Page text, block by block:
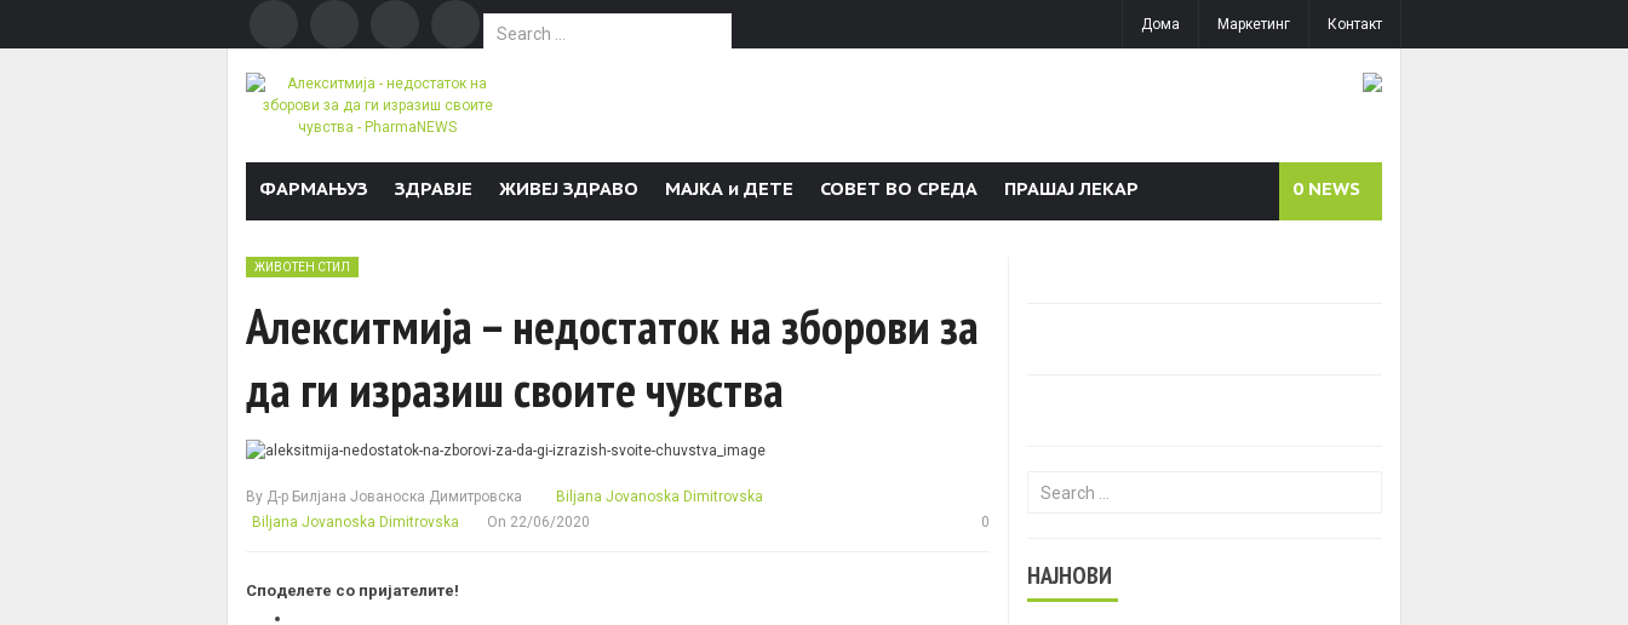
Search for:
Дома Маркетинг Контакт
ФАРМАЊУЗ ЗДРАВЈЕ ЖИВЕЈ ЗДРАВО МАЈКА и ДЕТЕ СОВЕТ ВО СРЕДА ПРАШАЈ ЛЕКАР 0 NEWS
ЖИВОТЕН СТИЛ
Алекситмија – недостаток на зборови за
да ги изразиш своите чувства
By Д-р Билјана Јованоска Димитровска
Biljana Jovanoska Dimitrovska
Biljana Jovanoska Dimitrovska
On 22/06/2020 0
Споделете со пријателите!
Search for:
НАЈНОВИ